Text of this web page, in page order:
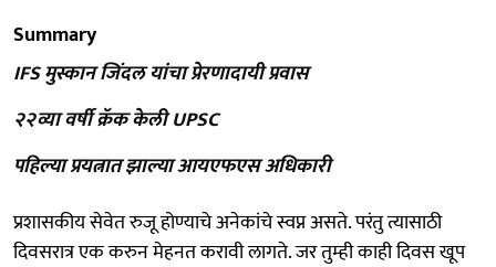
Summary
IFS मुस्कान जिंदल यांचा प्रेरणादायी प्रवास
२२व्या वर्षी क्रॅक केली UPSC
पहिल्या प्रयत्नात झाल्या आयएफएस अधिकारी
प्रशासकीय सेवेत रुजू होण्याचे अनेकांचे स्वप्न असते. परंतु त्यासाठी
दिवसरात्र एक करुन मेहनत करावी लागते. जर तुम्ही काही दिवस खूप